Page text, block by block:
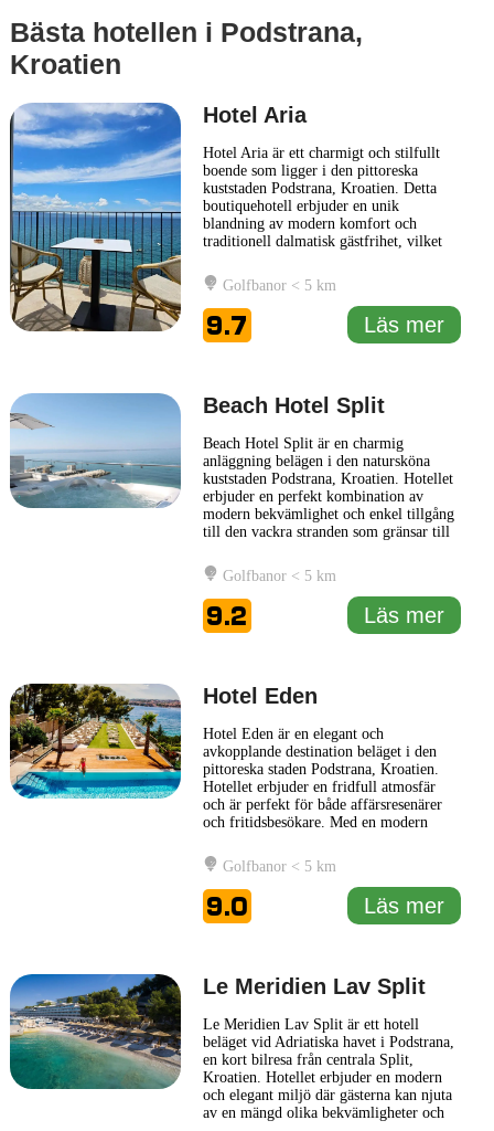
Bästa hotellen i Podstrana,
Kroatien
Hotel Aria
Hotel Aria är ett charmigt och stilfullt
boende som ligger i den pittoreska
kuststaden Podstrana, Kroatien. Detta
boutiquehotell erbjuder en unik
blandning av modern komfort och
traditionell dalmatisk gästfrihet, vilket
resenärer som söker både avkoppling och
en personlig atmosfär. Hotel Aria har
inretts med en noggrann uppmärksamhet
på detaljer, vilket ger
... Läs mer
Golfbanor < 5 km
9.7 Läs mer
Beach Hotel Split
Beach Hotel Split är en charmig
anläggning belägen i den natursköna
kuststaden Podstrana, Kroatien. Hotellet
erbjuder en perfekt kombination av
modern bekvämlighet och enkel tillgång
till den vackra stranden som gränsar till
den avkopplande atmosfären och den
vänliga servicen som gör vistelsen
trivsam. Inredningen på Beach Hotel
Split är elegant och stilren, med ... Läs
mer
Golfbanor < 5 km
9.2 Läs mer
Hotel Eden
Hotel Eden är en elegant och
avkopplande destination beläget i den
pittoreska staden Podstrana, Kroatien.
Hotellet erbjuder en fridfull atmosfär
och är perfekt för både affärsresenärer
och fritidsbesökare. Med en modern
strävar Hotel Eden efter att ge sina
gäster en komfortabel och minnesvärd
vistelse. Hotellet har en rad faciliteter
som gör det möjligt för gästerna ... Läs
mer
Golfbanor < 5 km
9.0 Läs mer
Le Meridien Lav Split
Le Meridien Lav Split är ett hotell
beläget vid Adriatiska havet i Podstrana,
en kort bilresa från centrala Split,
Kroatien. Hotellet erbjuder en modern
och elegant miljö där gästerna kan njuta
av en mängd olika bekvämligheter och